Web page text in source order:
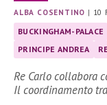
ALBA COSENTINO | 10
BUCKINGHAM-PALACE
PRINCIPE ANDREA
Re Carlo collabora
Il coordinamento